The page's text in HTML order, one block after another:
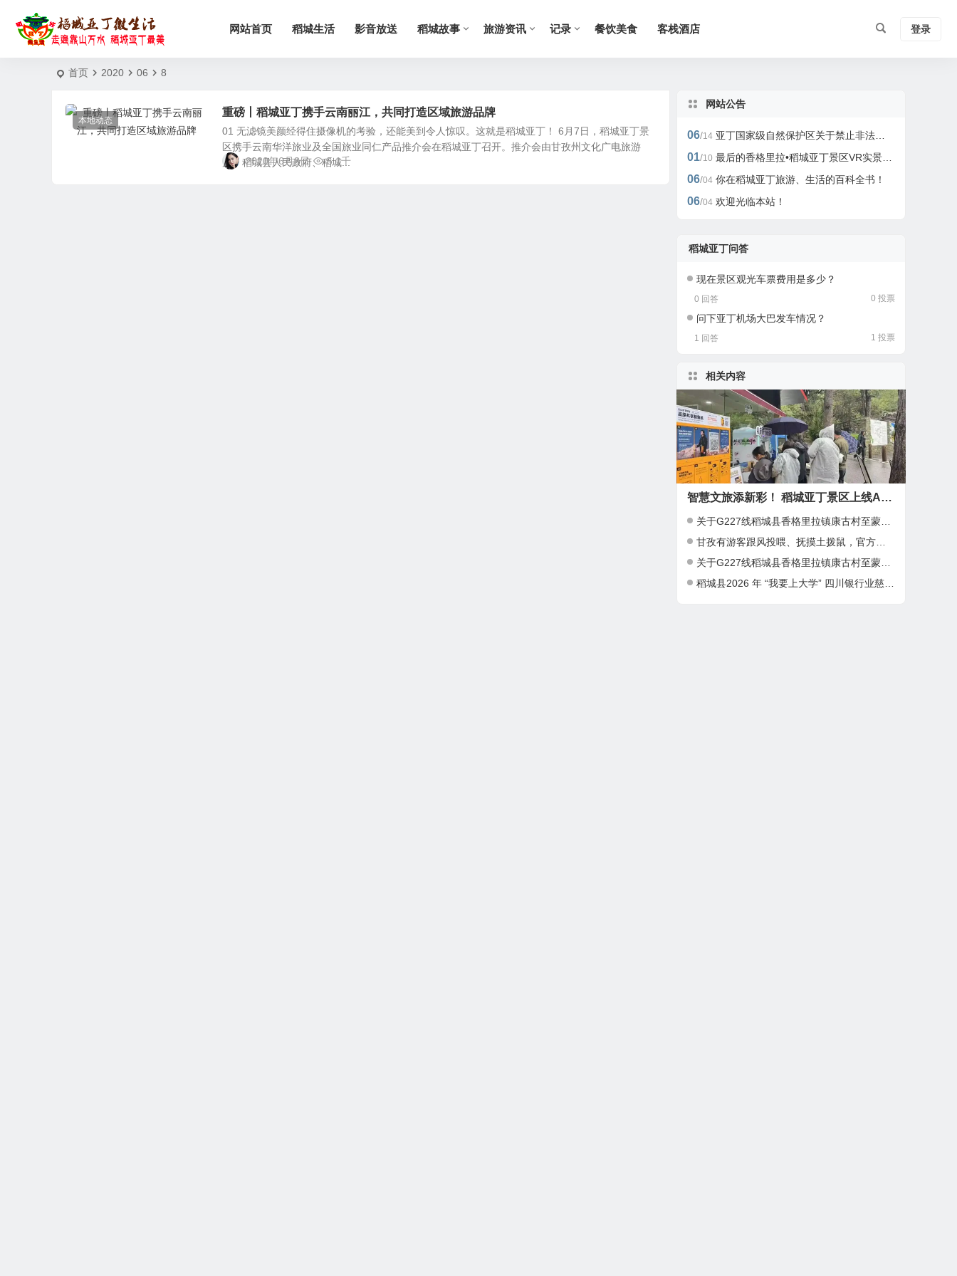
网站首页 稻城生活 影音放送 稻城故事 旅游资讯 记录 餐饮美食 客栈酒店 登录
首页 2020 06 8
本地动态
重磅丨稻城亚丁携手云南丽江，共同打造区域旅游品牌
01 无滤镜美颜经得住摄像机的考验，还能美到令人惊叹。这就是稻城亚丁！ 6月7日，稻城亚丁景
区携手云南华洋旅业及全国旅业同仁产品推介会在稻城亚丁召开。推介会由甘孜州文化广电旅游
局、稻城县人民政府、稻城...
2020年6月8日 5.1千
网站公告
06/14 亚丁国家级自然保护区关于禁止非法开展户外活动的公告
01/10 最后的香格里拉•稻城亚丁景区VR实景、全景旅游攻略
06/04 你在稻城亚丁旅游、生活的百科全书！
06/04 欢迎光临本站！
稻城亚丁问答
现在景区观光车票费用是多少？
0 回答 0 投票
问下亚丁机场大巴发车情况？
1 回答 1 投票
相关内容
智慧文旅添新彩！ 稻城亚丁景区上线AI诗词定制文创服务！
关于G227线稻城县香格里拉镇康古村至蒙自乡塌方路段限时通行管制的通告
甘孜有游客跟风投喂、抚摸土拨鼠，官方回应：明令禁止，存在极高公共卫生安全隐患
关于G227线稻城县香格里拉镇康古村至蒙自乡塌方路段临时抢通及限时通行管制的通告
稻城县2026 年 “我要上大学” 四川银行业慈善基金助学项目开始报名啦！